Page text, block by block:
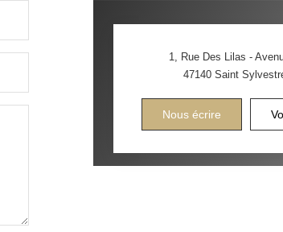
1, Rue Des Lilas -
47140Saint
Nous écrire